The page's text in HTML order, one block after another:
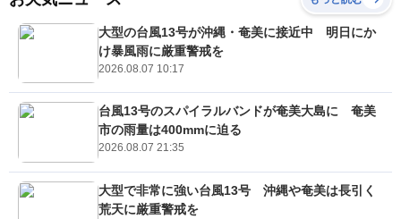
大型の台風13号が沖縄・奄美に接近中 明日にか
け暴風雨に厳重警戒を
2026.08.07 10:17
台風13号のスパイラルバンドが奄美大島に 奄美
市の雨量は400mmに迫る
2026.08.07 21:35
大型で非常に強い台風13号 沖縄や奄美は長引く
荒天に厳重警戒を